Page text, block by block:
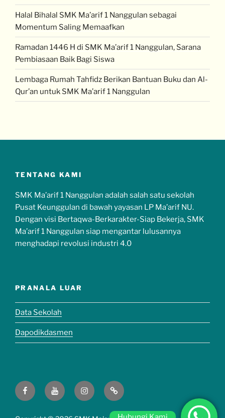
Halal Bihalal SMK Ma’arif 1 Nanggulan sebagai
Momentum Saling Memaafkan
Ramadan 1446 H di SMK Ma’arif 1 Nanggulan, Sarana
Pembiasaan Baik Bagi Siswa
Lembaga Rumah Tahfidz Berikan Bantuan Buku dan Al-
Qur’an untuk SMK Ma’arif 1 Nanggulan
TENTANG KAMI
SMK Ma’arif 1 Nanggulan adalah salah satu sekolah
Pusat Keunggulan di bawah yayasan LP Ma’arif NU.
Dengan visi Bertaqwa-Berkarakter-Siap Bekerja, SMK
Ma’arif 1 Nanggulan siap mengantar lulusannya
menghadapi revolusi industri 4.0
PRANALA LUAR
Data Sekolah
Dapodikdasmen